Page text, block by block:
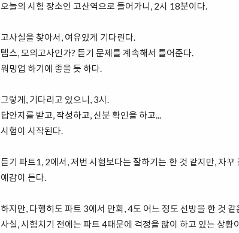
오늘의 시험 장소인 고산역으로 들어가니, 2시 18분이다.
고사실을 찾아서, 여유있게 기다린다.
텝스, 모의고사인가? 듣기 문제를 계속해서 틀어준다.
워밍업 하기에 좋을 듯 하다.
그렇게, 기다리고 있으니, 3시.
답안지를 받고, 작성하고, 신분 확인을 하고...
시험이 시작된다.
듣기 파트1, 2에서, 저번 시험보다는 잘하기는 한 것 같지만, 자
예감이 든다.
하지만, 다행히도 파트 3에서 만회, 4도 어느 정도 선방을 한 것 같
사실, 시험치기 전에는 파트 4때문에 걱정을 많이 하고 있는 상황